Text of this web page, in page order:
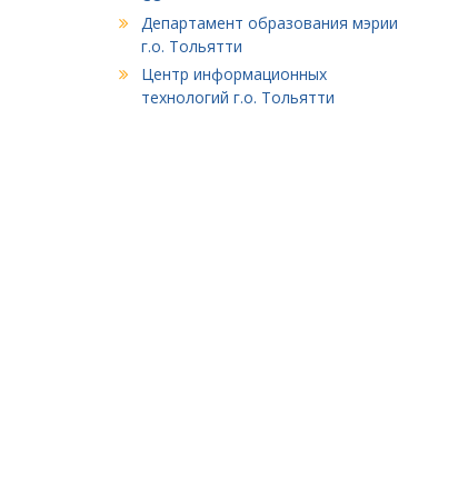
Департамент образования мэрии
г.о. Тольятти
Центр информационных
технологий г.о. Тольятти